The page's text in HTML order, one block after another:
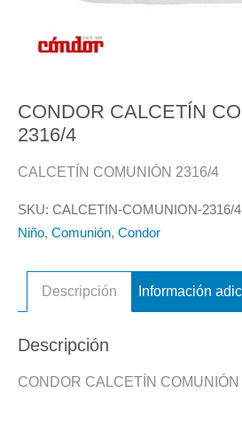
CONDOR CALCETÍN
2316/4
CALCETÍN COMUNIÓN 2316/4
SKU: CALCETIN-COMUNION-2316/4
Niño, Comunión, Condor
Descripción Información
Descripción
CONDOR CALCETÍN